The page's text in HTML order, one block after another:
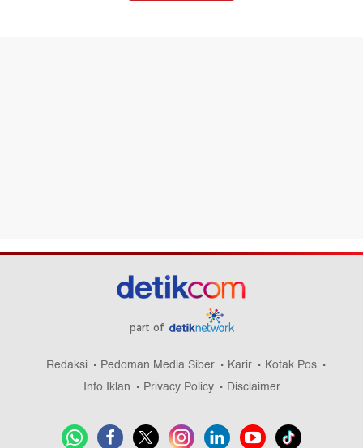
part of
Redaksi Pedoman Media Siber Karir
Kotak Pos
Info Iklan
Privacy Policy Disclaimer